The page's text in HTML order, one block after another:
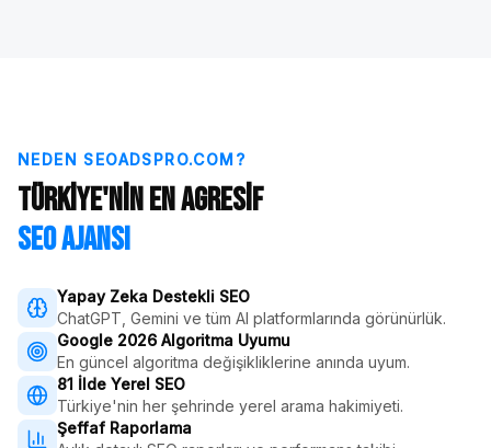
NEDEN SEOADSPRO.COM?
Türkiye'nin En Agresif
SEO Ajansı
Yapay Zeka Destekli SEO
ChatGPT, Gemini ve tüm AI platformlarında görünürlük.
Google 2026 Algoritma Uyumu
En güncel algoritma değişikliklerine anında uyum.
81 İlde Yerel SEO
Türkiye'nin her şehrinde yerel arama hakimiyeti.
Şeffaf Raporlama